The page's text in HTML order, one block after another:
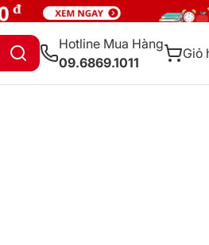
Hotline Mua Hàng
09.6869.1011
Giỏ